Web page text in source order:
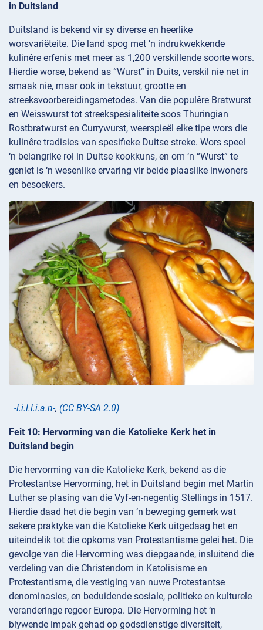
in Duitsland
Duitsland is bekend vir sy diverse en heerlike
worsvariëteite. Die land spog met ‘n indrukwekkende
kulinêre erfenis met meer as 1,200 verskillende soorte wors.
Hierdie worse, bekend as “Wurst” in Duits, verskil nie net in
smaak nie, maar ook in tekstuur, grootte en
streeksvoorbereidingsmetodes. Van die populêre Bratwurst
en Weisswurst tot streekspesialiteite soos Thuringian
Rostbratwurst en Currywurst, weerspieël elke tipe wors die
kulinêre tradisies van spesifieke Duitse streke. Wors speel
‘n belangrike rol in Duitse kookkuns, en om ‘n “Wurst” te
geniet is ‘n wesenlike ervaring vir beide plaaslike inwoners
en besoekers.
-l.i.l.l.i.a.n-, (CC BY-SA 2.0)
Feit 10: Hervorming van die Katolieke Kerk het in
Duitsland begin
Die hervorming van die Katolieke Kerk, bekend as die
Protestantse Hervorming, het in Duitsland begin met Martin
Luther se plasing van die Vyf-en-negentig Stellings in 1517.
Hierdie daad het die begin van ‘n beweging gemerk wat
sekere praktyke van die Katolieke Kerk uitgedaag het en
uiteindelik tot die opkoms van Protestantisme gelei het. Die
gevolge van die Hervorming was diepgaande, insluitend die
verdeling van die Christendom in Katolisisme en
Protestantisme, die vestiging van nuwe Protestantse
denominasies, en beduidende sosiale, politieke en kulturele
veranderinge regoor Europa. Die Hervorming het ‘n
blywende impak gehad op godsdienstige diversiteit,